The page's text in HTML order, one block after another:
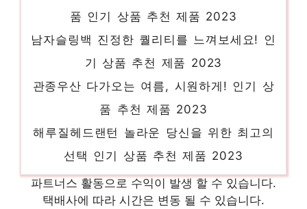
선택 인기 상품 추천 제품 2023
파트너스 활동으로 수익이 발생 할 수 있습니다.
택배사에 따라 시간은 변동 될 수 있습니다.